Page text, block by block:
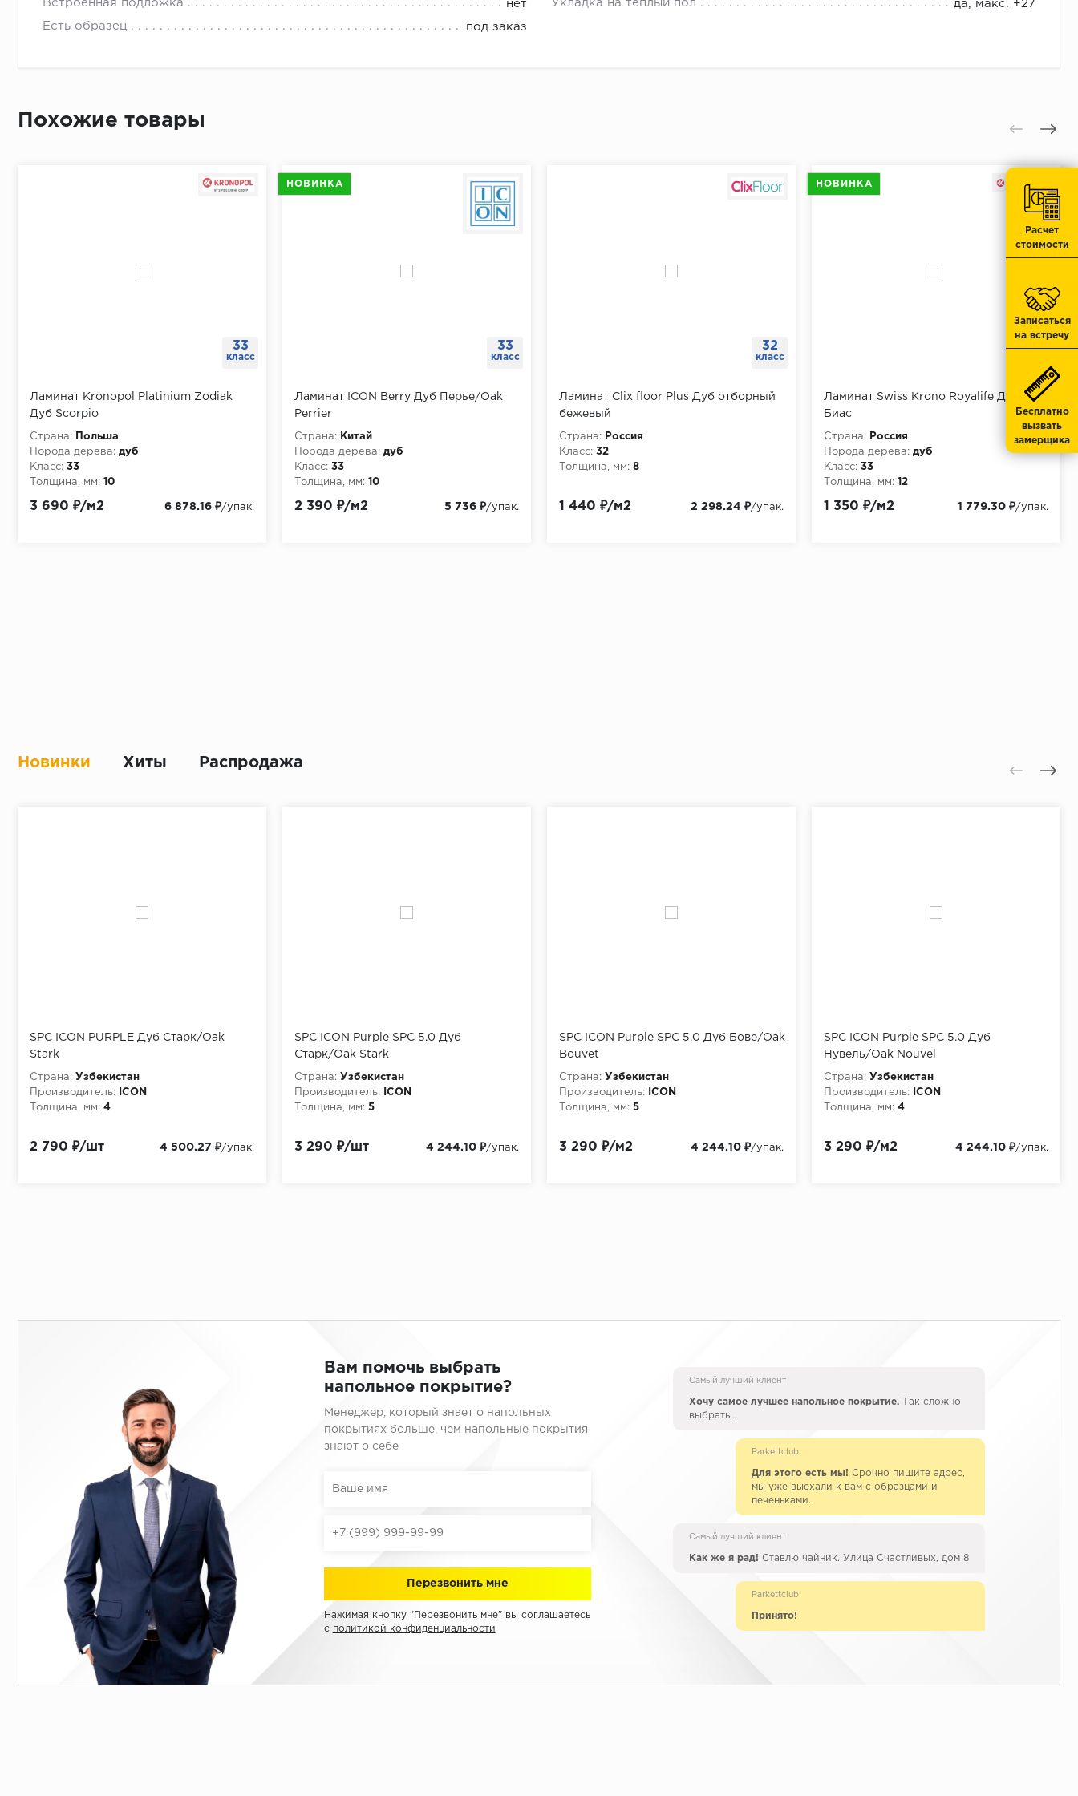
Встроенная подложка нет Укладка на теплый пол да, макс. +27
Есть образец под заказ
По длине плинтуса от угла отмерить 5-7 см и сделать отметку для отверстия.
Похожие товары
33
класс
Ламинат Kronopol Platinium Zodiak
Дуб Scorpio
Страна:
Польша
Порода дерева: дуб
Класс: 33
Толщина, мм: 10
3 690 ₽/м2 6 878.16 ₽/упак.
33
класс
НОВИНКА
Ламинат ICON Berry Дуб Перье/Oak
Perrier
Страна:
Китай
Порода дерева: дуб
Класс: 33
Толщина, мм: 10
2 390 ₽/м2 5 736 ₽/упак.
32
класс
Ламинат Clix floor Plus Дуб отборный
бежевый
Страна:
Россия
Класс: 32
Толщина, мм: 8
1 440 ₽/м2 2 298.24 ₽/упак.
33
НОВИНКА
Ламинат Swiss Krono Royalife Дуб
Биас
Страна:
Россия
Порода дерева: дуб
Класс: 33
Толщина, мм: 12
1 350 ₽/м2 1 779.30 ₽/упак.
Новинки Хиты Распродажа
SPC ICON PURPLE Дуб Старк/Oak
Stark
Страна: Узбекистан
Производитель:
ICON
Толщина, мм: 4
2 790 ₽/шт 4 500.27 ₽/упак.
SPC ICON Purple SPC 5.0 Дуб
Старк/Oak Stark
Страна: Узбекистан
Производитель:
ICON
Толщина, мм: 5
3 290 ₽/шт 4 244.10 ₽/упак.
SPC ICON Purple SPC 5.0 Дуб Бове/Oak
Bouvet
Страна: Узбекистан
Производитель:
ICON
Толщина, мм: 5
3 290 ₽/м2 4 244.10 ₽/упак.
SPC ICON Purple SPC 5.0 Дуб
Нувель/Oak Nouvel
Страна: Узбекистан
Производитель:
ICON
Толщина, мм: 4
3 290 ₽/м2 4 244.10 ₽/упак.
Вам помочь выбрать
напольное покрытие?
Менеджер, который знает о напольных
покрытиях больше, чем напольные покрытия
знают о себе
Нажимая кнопку "Перезвонить мне" вы соглашаетесь
с политикой конфиденциальности
Самый лучший клиент
Хочу самое лучшее напольное покрытие.Так сложно
выбрать…
Parkettclub
Для этого есть мы! Срочно пишите адрес,
мы уже выехали к вам с образцами и
печеньками.
Самый лучший клиент
Как же я рад! Ставлю чайник. Улица Счастливых, дом 8
Parkettclub
Принято!
Расчет
стоимости
Записаться
на встречу
Бесплатно
вызвать
замерщика